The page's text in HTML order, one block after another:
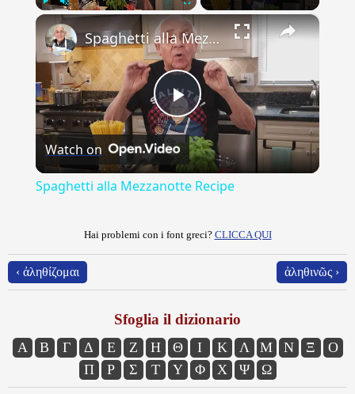
Unmute ×
Play
Video
Spaghetti alla Mezzanotte Recipe
Watch on
Spaghetti alla Mezzanotte Recipe
Hai problemi con i font greci? CLICCA QUI
‹ ἀληθίζομαι ἀληθινῶς ›
Sfoglia il dizionario
Α Β Γ Δ Ε Ζ Η Θ Ι Κ Λ Μ Ν Ξ
Ο
Π
Ρ Σ Τ Υ Φ Χ Ψ Ω